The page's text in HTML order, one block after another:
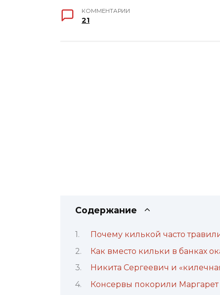
КОММЕНТАРИИ
21
Содержание
Почему килькой часто
Как вместо кильки в банках
Никита Сергеевич и
Консервы покорили Маргарет